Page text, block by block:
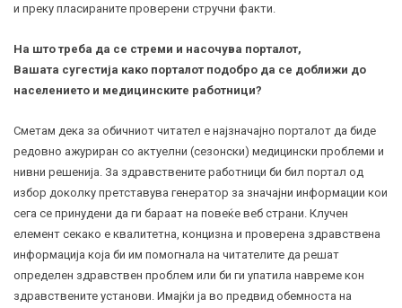
и преку пласираните проверени стручни факти.
На што треба да се стреми и насочува порталот,
Вашата сугестија како порталот подобро да се доближи до
населението и медицинските работници?
Сметам дека за обичниот читател е најзначајно порталот да биде
редовно ажуриран со актуелни (сезонски) медицински проблеми и
нивни решенија. За здравствените работници би бил портал од
избор доколку претставува генератор за значајни информации кои
сега се принудени да ги бараат на повеќе веб страни. Клучен
елемент секако е квалитетна, концизна и проверена здравствена
информација која би им помогнала на читателите да решат
определен здравствен проблем или би ги упатила навреме кон
здравствените установи. Имајќи ја во предвид обемноста на